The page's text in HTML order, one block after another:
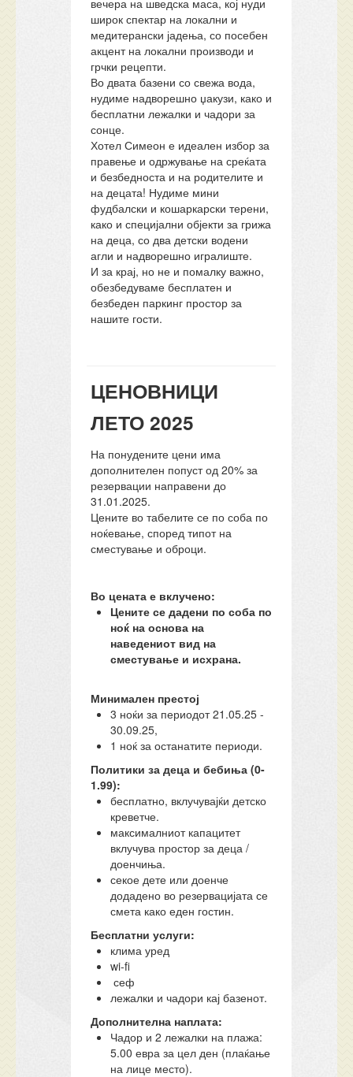
вечера на шведска маса, кој нуди
широк спектар на локални и
медитерански јадења, со посебен
акцент на локални производи и
грчки рецепти.
Во двата базени со свежа вода,
нудиме надворешно џакузи, како и
бесплатни лежалки и чадори за
сонце.
Хотел Симеон е идеален избор за
правење и одржување на среќата
и безбедноста и на родителите и
на децата! Нудиме мини
фудбалски и кошаркарски терени,
како и специјални објекти за грижа
на деца, со два детски водени
агли и надворешно игралиште.
И за крај, но не и помалку важно,
обезбедуваме бесплатен и
безбеден паркинг простор за
нашите гости.
ЦЕНОВНИЦИ
ЛЕТО 2025
На понудените цени има
дополнителен попуст од 20% за
резервации направени до
31.01.2025.
Цените во табелите се по соба по
ноќевање, според типот на
сместување и оброци.
Во цената е вклучено:
Цените се дадени по соба по
ноќ на основа на
наведениот вид на
сместување и исхрана.
Минимален престој
3 ноќи за периодот 21.05.25 -
30.09.25,
1 ноќ за останатите периоди.
Политики за деца и бебиња (0-
1.99):
бесплатно, вклучувајќи детско
креветче.
максималниот капацитет
вклучува простор за деца /
доенчиња.
секое дете или доенче
додадено во резервацијата се
смета како еден гостин.
Бесплатни услуги:
клима уред
wi-fi
сеф
лежалки и чадори кај базенот.
Дополнителна наплата:
Чадор и 2 лежалки на плажа:
5.00 евра за цел ден (плаќање
на лице место).